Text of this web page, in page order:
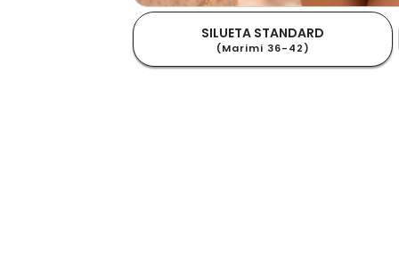
SILUETA STANDARD
(Marimi 36-42)